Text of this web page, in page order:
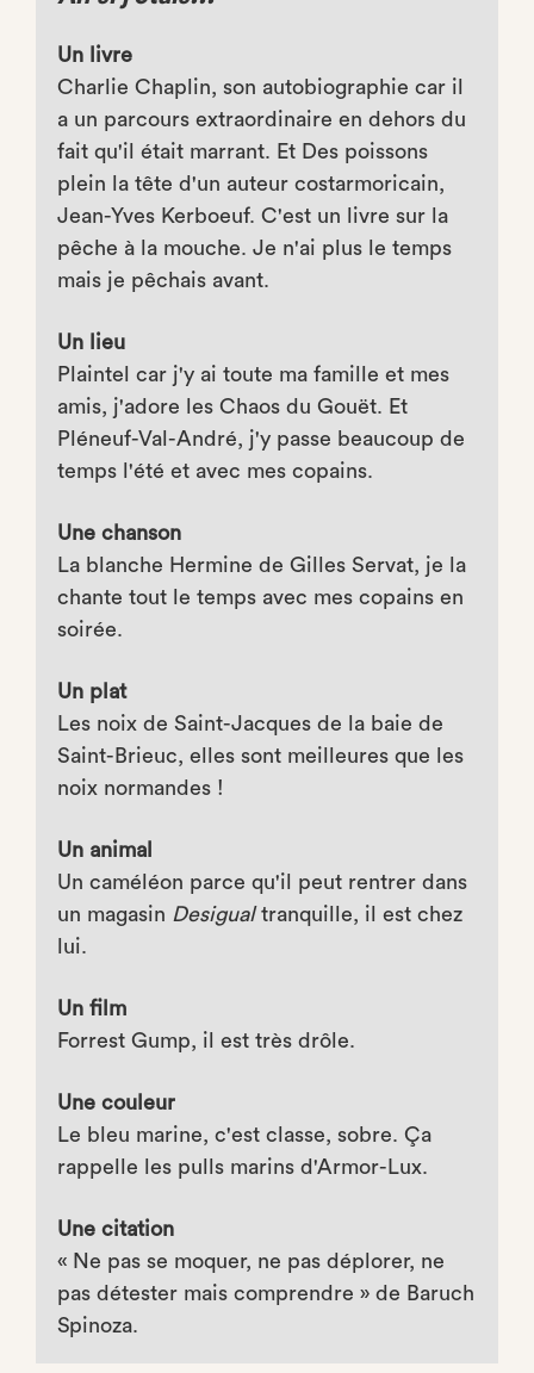
Un livre
Charlie Chaplin, son autobiographie car il
a un parcours extraordinaire en dehors du
fait qu'il était marrant. Et Des poissons
plein la tête d'un auteur costarmoricain,
Jean-Yves Kerboeuf. C'est un livre sur la
pêche à la mouche. Je n'ai plus le temps
mais je pêchais avant.
Un lieu
Plaintel car j'y ai toute ma famille et mes
amis, j'adore les Chaos du Gouët. Et
Pléneuf-Val-André, j'y passe beaucoup de
temps l'été et avec mes copains.
Une chanson
La blanche Hermine de Gilles Servat, je la
chante tout le temps avec mes copains en
soirée.
Un plat
Les noix de Saint-Jacques de la baie de
Saint-Brieuc, elles sont meilleures que les
noix normandes !
Un animal
Un caméléon parce qu'il peut rentrer dans
un magasin Desigualtranquille, il est chez
lui.
Un film
Forrest Gump, il est très drôle.
Une couleur
Le bleu marine, c'est classe, sobre. Ça
rappelle les pulls marins d'Armor-Lux.
Une citation
« Ne pas se moquer, ne pas déplorer, ne
pas détester mais comprendre » de Baruch
Spinoza.